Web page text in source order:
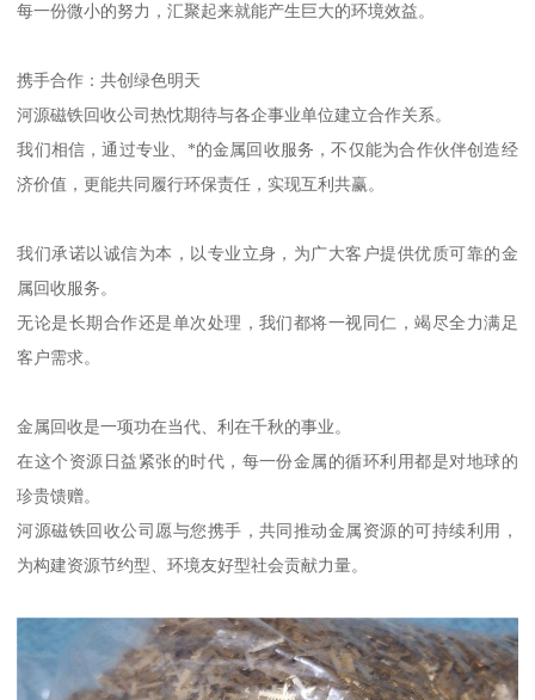
每一份微小的努力，汇聚起来就能产生巨大的环境效益。
携手合作：共创绿色明天
河源磁铁回收公司热忱期待与各企事业单位建立合作关系。
我们相信，通过专业、*的金属回收服务，不仅能为合作伙伴创造经
济价值，更能共同履行环保责任，实现互利共赢。
我们承诺以诚信为本，以专业立身，为广大客户提供优质可靠的金
属回收服务。
无论是长期合作还是单次处理，我们都将一视同仁，竭尽全力满足
客户需求。
金属回收是一项功在当代、利在千秋的事业。
在这个资源日益紧张的时代，每一份金属的循环利用都是对地球的
珍贵馈赠。
河源磁铁回收公司愿与您携手，共同推动金属资源的可持续利用，
为构建资源节约型、环境友好型社会贡献力量。